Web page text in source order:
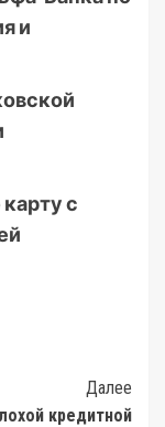
и
с
Далее
кредитной